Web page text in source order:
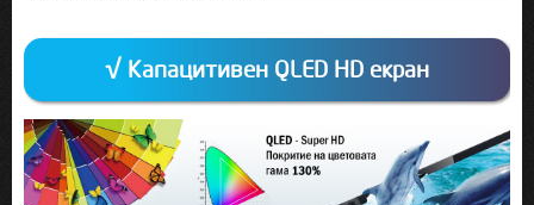
√ Капацитивен QLED HD екран